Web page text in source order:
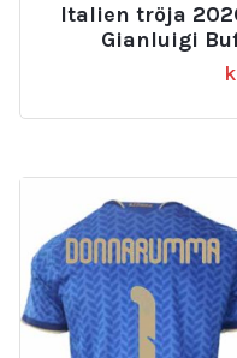
Italien tröja
Gianluigi